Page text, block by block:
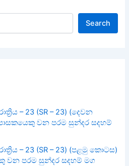
Search
– 23 (SR – 23) (දෙවන
වන පරම සුන්දර සදහම්
– 23 (SR – 23) (පළමු කොටස)
වන පරම සුන්දර සදහම් මග